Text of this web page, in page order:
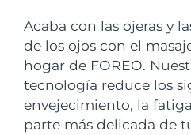
Acaba con las ojeras y
de los ojos con el
hogar de FOREO.
tecnología reduce los
envejecimiento, la
parte más delicada de
FAQ™ Dual LED Panel
POPULAR
Estados Unidos
Reino Unido
España